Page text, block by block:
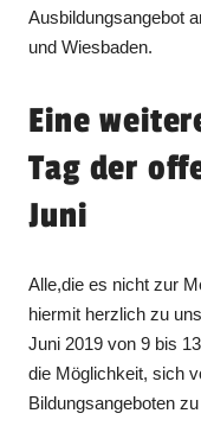
Ausbildungsangebot
und Wiesbaden.
Eine
Tag der
Juni
Alle,die es nicht zur
hiermit herzlich zu
Juni 2019 von 9 bis
die Möglichkeit, sich
Bildungsangeboten